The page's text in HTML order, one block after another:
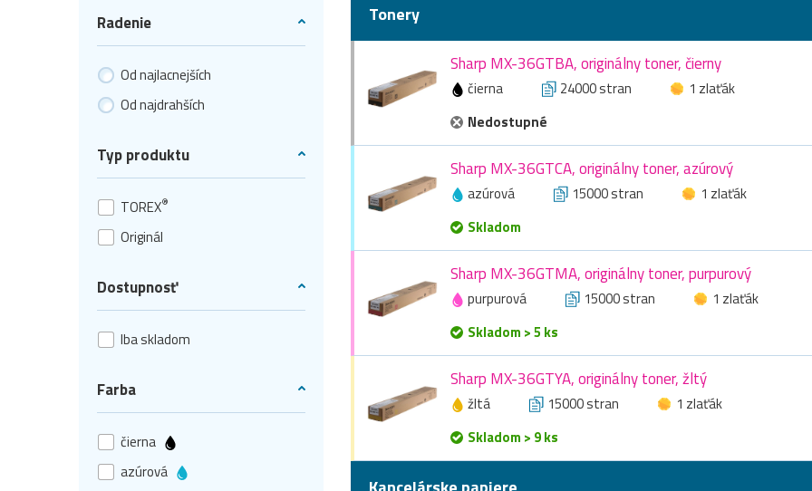
Radenie
Od najlacnejších
Od najdrahších
Typ produktu
TOREX®
Originál
Dostupnosť
Iba skladom
Farba
čierna
azúrová
Tonery
Sharp MX-36GTBA, originálny toner, čierny
čierna 24000 stran
1 zlaťák
Nedostupné
Sharp MX-36GTCA, originálny toner, azúrový
azúrová 15000 stran
1 zlaťák
Skladom
Sharp MX-36GTMA, originálny toner, purpurový
purpurová 15000 stran
1 zlaťák
Skladom > 5 ks
Sharp MX-36GTYA, originálny toner, žltý
žltá 15000 stran
1 zlaťák
Skladom > 9 ks